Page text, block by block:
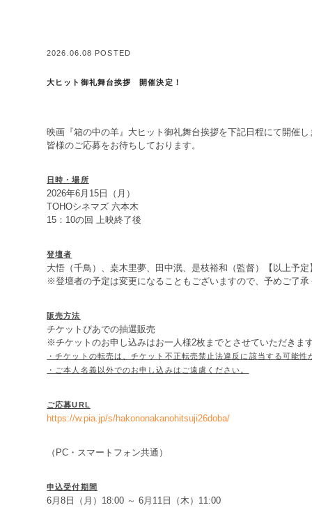
2026.06.08 POSTED
大ヒット御礼舞台挨拶 開催決定！
映画『箱の中の羊』大ヒット御礼舞台挨拶を下記日程にて開催し
皆様のご応募をお待ちしております。
日時・場所
2026年6月15日（月）
TOHOシネマズ 六本木
15：10の回 上映終了後
登壇者
大悟（千鳥）、桒木里夢、田中泯、是枝裕和（監督）【以上予定
※登壇者の予定は変更になることもございますので、予めご了承
販売方法
チケットぴあでの抽選販売
※チケットのお申し込みはお一人様2枚までとさせていただきます
・チケットの転売は、チケット不正転売禁止法違反に該当する可能性
・ご本人名義以外でのお申し込みはご遠慮ください。
ご応募URL
https://w.pia.jp/s/hakononakanohitsuji26doba/
（PC・スマートフォン共通）
申込受付期間
6月8日（月）18:00 ～ 6月11日（木）11:00